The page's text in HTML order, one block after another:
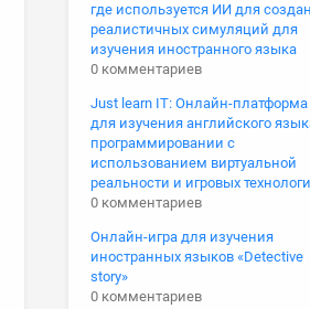
где используется ИИ для
реалистичных симуляций для
изучения иностранного языка
0 комментариев
Just learn IT: Онлайн-платформа
для изучения английского
программировании с
использованием виртуальной
реальности и игровых
0 комментариев
Онлайн-игра для изучения
иностранных языков «Detective
story»
0 комментариев